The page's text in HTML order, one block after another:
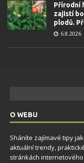
Přírodní
zajistí
plodů.
6.8.2026
O WEBU
Sháníte zajímavé tipy
aktuální trendy,
stránkách